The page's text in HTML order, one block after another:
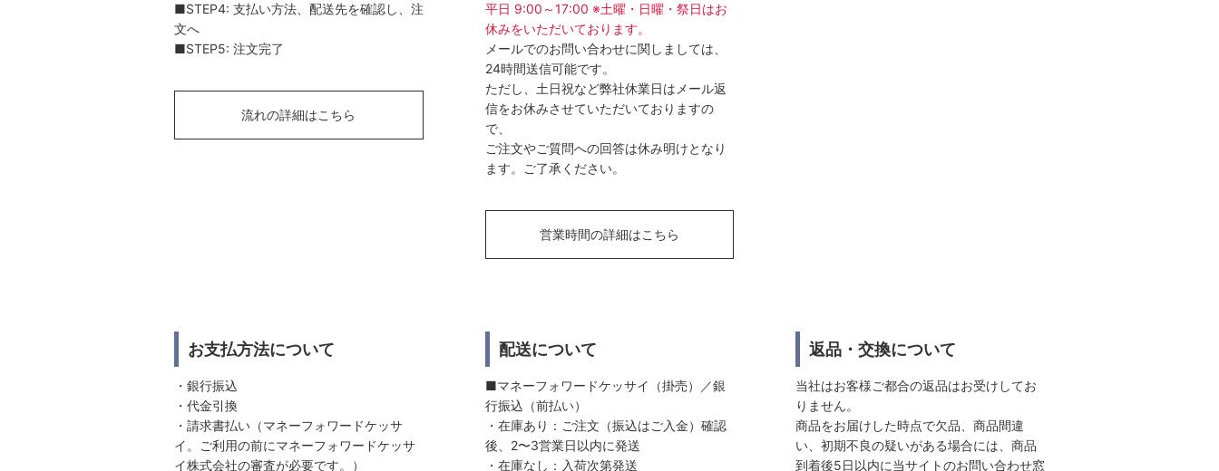
■STEP4: 支払い方法、配送先を確認し、注
文へ
■STEP5: 注文完了
流れの詳細はこちら
平日 9:00～17:00 ※土曜・日曜・祭日はお
休みをいただいております。
メールでのお問い合わせに関しましては、
24時間送信可能です。
ただし、土日祝など弊社休業日はメール返
信をお休みさせていただいておりますの
で、
ご注文やご質問への回答は休み明けとなり
ます。ご了承ください。
営業時間の詳細はこちら
お支払方法について
・銀行振込
・代金引換
・請求書払い（マネーフォワードケッサ
イ。ご利用の前にマネーフォワードケッサ
イ株式会社の審査が必要です。）
配送について
■マネーフォワードケッサイ（掛売）／銀
行振込（前払い）
・在庫あり：ご注文（振込はご入金）確認
後、2〜3営業日以内に発送
・在庫なし：入荷次第発送
返品・交換について
当社はお客様ご都合の返品はお受けしてお
りません。
商品をお届けした時点で欠品、商品間違
い、初期不良の疑いがある場合には、商品
到着後5日以内に当サイトのお問い合わせ窓